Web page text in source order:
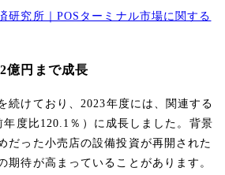
研究所｜POSターミナル市場に関する
億円まで成長
続けており、2023年度には、関連する
度比120.1％）に成長しました。背景
だった小売店の設備投資が再開された
期待が高まっていることがあります。